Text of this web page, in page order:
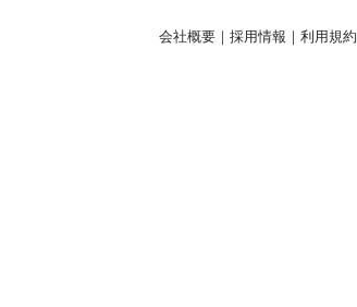
会社概要｜ 採用情報 ｜ 利用規約